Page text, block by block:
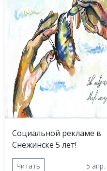
Социальной рекламе в
Снежинске 5 лет!
Читать 5